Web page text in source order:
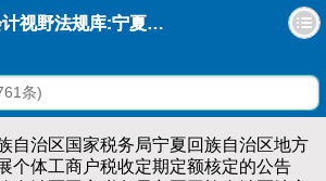
会计视野法规库:宁夏回族自治区国家税务局宁夏回族自治区地方税务局关于协同开展个体工商户税收定期定额核定的公告
自治区国家税务局宁夏回族自治区地方
个体工商户税收定期定额核定的公告